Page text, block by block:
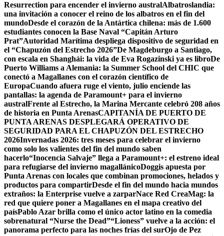
Resurrection para encender el invierno australAlbatroslandia:
una invitación a conocer el reino de los albatros en el fin del
mundoDesde el corazón de la Antártica chilena: más de 1.600
estudiantes conocen la Base Naval “Capitán Arturo
Prat”Autoridad Marítima despliega dispositivo de seguridad en
el “Chapuzón del Estrecho 2026”De Magdeburgo a Santiago,
con escala en Shanghái: la vida de Eva Rogazinski ya es libroDe
Puerto Williams a Alemania: la Summer School del CHIC que
conectó a Magallanes con el corazón científico de
EuropaCuando afuera ruge el viento, julio enciende las
pantallas: la agenda de Paramount+ para el invierno
australFrente al Estrecho, la Marina Mercante celebró 208 años
de historia en Punta ArenasCAPITANÍA DE PUERTO DE
PUNTA ARENAS DESPLEGARÁ OPERATIVO DE
SEGURIDAD PARA EL CHAPUZÓN DEL ESTRECHO
2026Invernadas 2026: tres meses para celebrar el invierno
como solo los valientes del fin del mundo saben
hacerlo“Inocencia Salvaje” llega a Paramount+: el estreno ideal
para refugiarse del invierno magallánicoDoggis apuesta por
Punta Arenas con locales que combinan promociones, helados y
productos para compartirDesde el fin del mundo hacia mundos
extraños: la Enterprise vuelve a zarparNace Red CreaMag: la
red que quiere poner a Magallanes en el mapa creativo del
paísPablo Azar brilla como el único actor latino en la comedia
sobrenatural “Nurse the Dead”“Lioness” vuelve a la acción: el
panorama perfecto para las noches frías del surOjo de Pez